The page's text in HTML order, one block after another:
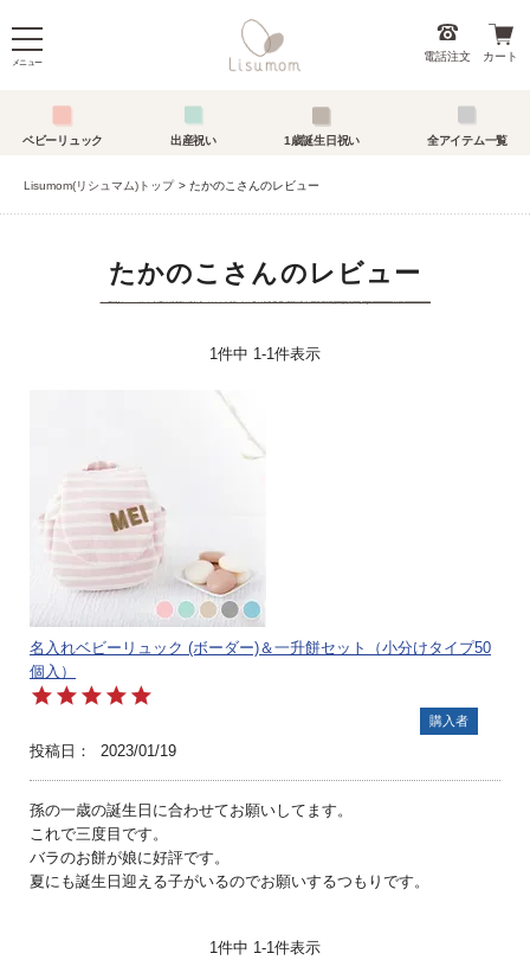
メニュー 電話注文 カート
ベビーリュック 出産祝い 1歳誕生日祝い 全アイテム一覧
Lisumom(リシュマム)トップ たかのこさんのレビュー
たかのこさんのレビュー
1件中 1-1件表示
名入れベビーリュック (ボーダー)＆一升餅セット（小分けタイプ50
個入）
購入者
投稿日 2023/01/19
孫の一歳の誕生日に合わせてお願いしてます。
これで三度目です。
バラのお餅が娘に好評です。
夏にも誕生日迎える子がいるのでお願いするつもりです。
1件中 1-1件表示